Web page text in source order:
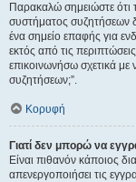
Παρακαλώ σημειώστε ότι
συστήματος συζητήσεων
ένα σημείο επαφής για
εκτός από τις
επικοινωνήσω σχετικά
συζητήσεων;”.
Κορυφή
Γιατί δεν μπορώ να
Είναι πιθανόν κάποιος
απενεργοποιήσει τις